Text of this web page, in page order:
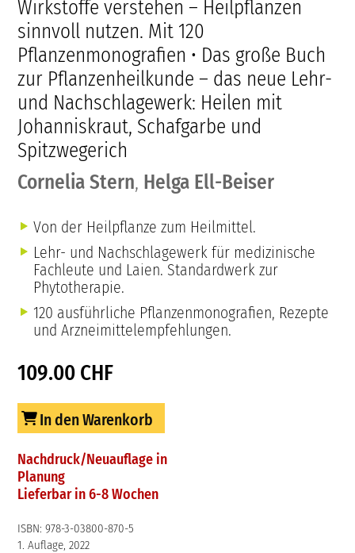
Wirkstoffe verstehen – Heilpflanzen
sinnvoll nutzen. Mit 120
Pflanzenmonografien • Das große Buch
zur Pflanzenheilkunde – das neue Lehr-
und Nachschlagewerk: Heilen mit
Johanniskraut, Schafgarbe und
Spitzwegerich
Cornelia Stern, Helga Ell-Beiser
Von der Heilpflanze zum Heilmittel.
Lehr- und Nachschlagewerk für medizinische
Fachleute und Laien. Standardwerk zur
Phytotherapie.
120 ausführliche Pflanzenmonografien, Rezepte
und Arzneimittelempfehlungen.
109.00 CHF
In den Warenkorb
Nachdruck/Neuauflage in
Planung
Lieferbar in 6-8 Wochen
ISBN: 978-3-03800-870-5
1. Auflage, 2022